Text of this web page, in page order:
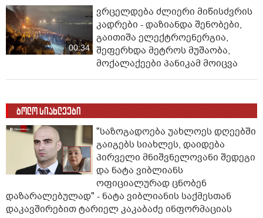
00:34
ვრცელდება ძლიერი მიწისძვრის
კადრები - დაზიანდა შენობები,
გაითიშა ელექტროენერგია,
შეფერხდა მეტროს მუშაობა,
მოქალაქეები პანიკამ მოიცვა
ბოლო სიახლეები
"საზოგადოება უახლოეს დღეებში
გაიგებს სიახლეს, დაიდება
პირველი მნიშვნელოვანი შედეგი
და ნატა ვიბლიანს
ოფიციალურად ცნობენ
დაზარალებულად" - ნატა ვიბლიანის საქმესთან
დაკავშირებით ტარიელ კაკაბაძე ინფორმაციას